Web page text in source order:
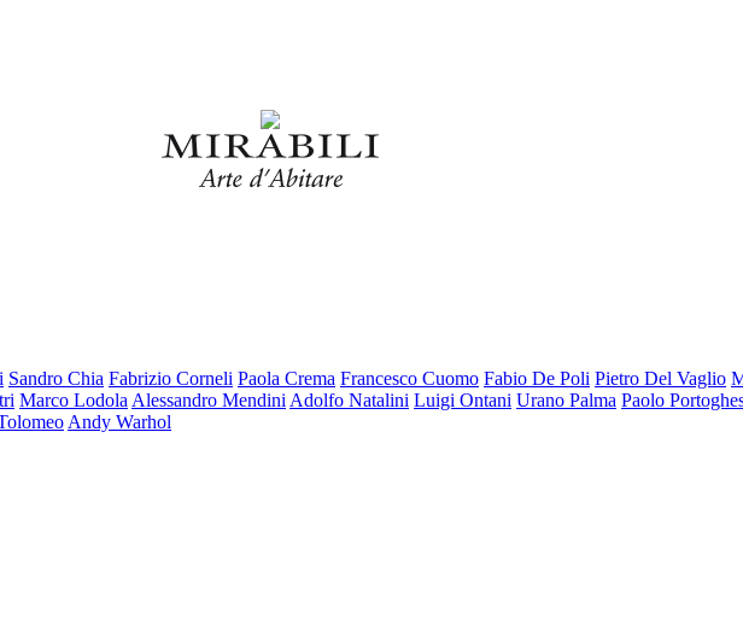
Sandro Chia Fabrizio Corneli Paola Crema Francesco Cuomo Fabio De Poli Pietro Del Vaglio
Marco Lodola Alessandro Mendini Adolfo Natalini Luigi Ontani Urano Palma Paolo
Andy Warhol